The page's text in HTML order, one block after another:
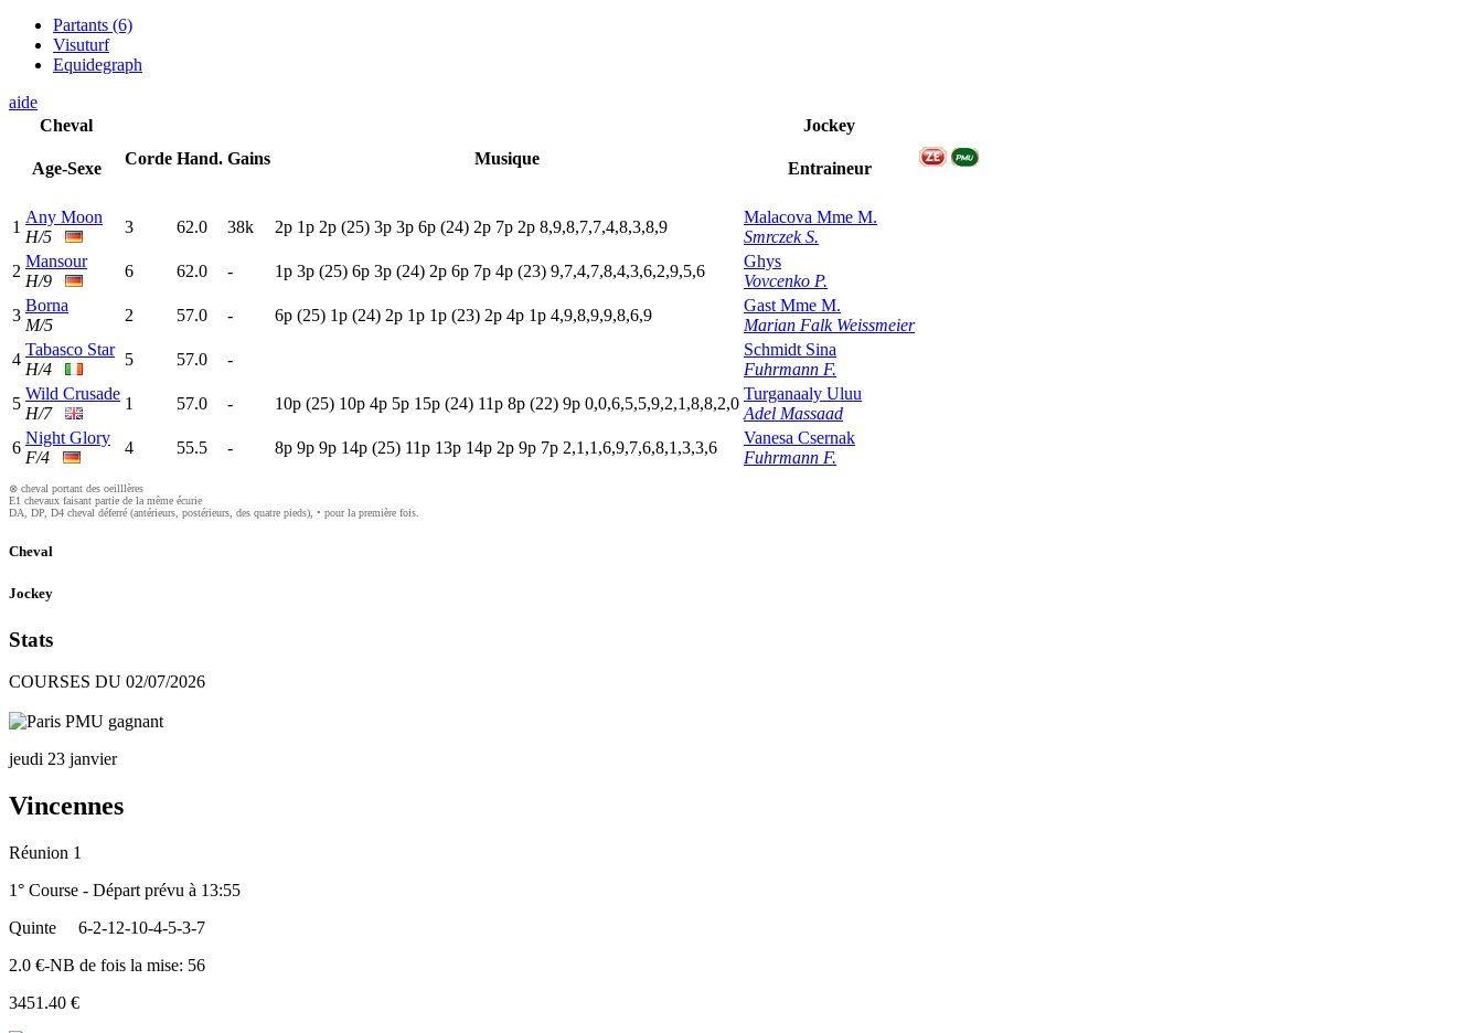
Partants (6)
Visuturf
Equidegraph
aide
Cheval
Age-Sexe
Corde Hand. Gains Musique
Jockey
Entraineur
1
Any Moon
H/5
3 62.0 38k 2p 1p 2p (25) 3p 3p 6p (24) 2p 7p 2p 8,9,8,7,7,4,8,3,8,9
Malacova Mme M.
Smrczek S.
2
Mansour
H/9
6 62.0 - 1p 3p (25) 6p 3p (24) 2p 6p 7p 4p (23) 9,7,4,7,8,4,3,6,2,9,5,6
Ghys
Vovcenko P.
3
Borna
M/5
2 57.0 - 6p (25) 1p (24) 2p 1p 1p (23) 2p 4p 1p 4,9,8,9,9,8,6,9
Gast Mme M.
Marian Falk Weissmeier
4
Tabasco Star
H/4
5 57.0 -
Schmidt Sina
Fuhrmann F.
5
Wild Crusade
H/7
1 57.0 - 10p (25) 10p 4p 5p 15p (24) 11p 8p (22) 9p 0,0,6,5,5,9,2,1,8,8,2,0
Turganaaly Uluu
Adel Massaad
6
Night Glory
F/4
4 55.5 - 8p 9p 9p 14p (25) 11p 13p 14p 2p 9p 7p 2,1,1,6,9,7,6,8,1,3,3,6
Vanesa Csernak
Fuhrmann F.
⊗ cheval portant des oeilllères
E1 chevaux faisant partie de la même écurie
DA, DP, D4 cheval déferré (antérieurs, postérieurs, des quatre pieds), • pour la première fois.
Cheval
Jockey
Stats
COURSES DU 02/07/2026
jeudi 23 janvier
Vincennes
Réunion 1
1° Course - Départ prévu à 13:55
Quinte
6-2-12-10-4-5-3-7
2.0 €-NB de fois la mise: 56
3451.40 €